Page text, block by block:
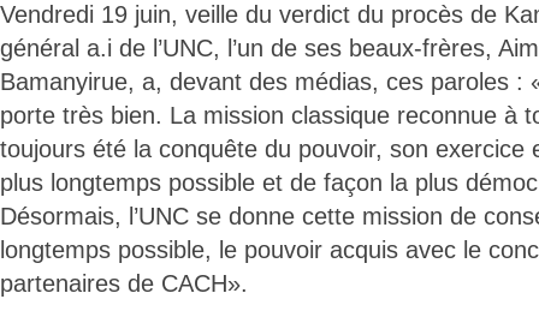
Vendredi 19 juin, veille du verdict du procès de
général a.i de l’UNC, l’un de ses beaux-frères,
Bamanyirue, a, devant des médias, ces paroles :
porte très bien. La mission classique reconnue à
toujours été la conquête du pouvoir, son exercice
plus longtemps possible et de façon la plus
Désormais, l’UNC se donne cette mission de
longtemps possible, le pouvoir acquis avec le
partenaires de CACH».